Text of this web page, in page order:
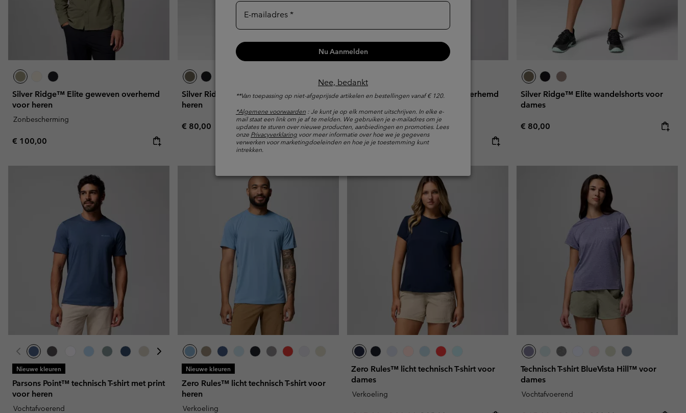
E-mailadres
Nu Aanmelden
Nee, bedankt
**Van toepassing op niet-afgeprijsde artikelen en bestellingen vanaf € 120.
*Algemene voorwaarden : Je kunt je op elk moment uitschrijven. In elke e-
mail staat een link om je af te melden. We gebruiken je e-mailadres om je
updates te sturen over nieuwe producten, aanbiedingen en promoties. Lees
onze Privacyverklaring voor meer informatie over hoe we je gegevens
verwerken voor marketingdoeleinden en hoe je je toestemming kunt
intrekken.
Silver Ridge™ Elite geweven overhemd
voor heren
Zonbescherming
Regular price:
€ 100,00
Silver Ridge™ Elite wandelshorts voor
heren
Regular price:
€ 80,00
Silver Ridge™ Elite geweven overhemd
Zonbescherming
Regular price:
€ 100,00
Silver Ridge™ Elite wandelshorts voor
dames
Regular price:
€ 80,00
Nieuwe kleuren
Parsons Point™ technisch T-shirt met print
voor heren
Vochtafvoerend
Nieuwe kleuren
Zero Rules™ licht technisch T-shirt voor
heren
Verkoeling
Zero Rules™ licht technisch T-shirt voor
dames
Verkoeling
Technisch T-shirt BlueVista Hill™ voor
dames
Vochtafvoerend